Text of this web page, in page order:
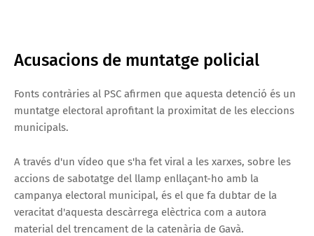
Acusacions de muntatge policial
Fonts contràries al PSC afirmen que aquesta detenció és un
muntatge electoral aprofitant la proximitat de les eleccions
municipals.
A través d'un vídeo que s'ha fet viral a les xarxes, sobre les
accions de sabotatge del llamp enllaçant-ho amb la
campanya electoral municipal, és el que fa dubtar de la
veracitat d'aquesta descàrrega elèctrica com a autora
material del trencament de la catenària de Gavà.